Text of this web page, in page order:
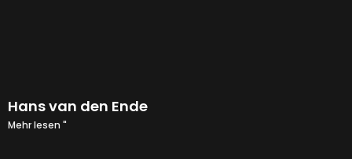
Hans van den Ende
Mehr lesen "